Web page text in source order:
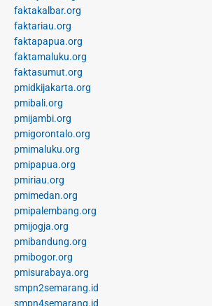
faktakalbar.org
faktariau.org
faktapapua.org
faktamaluku.org
faktasumut.org
pmidkijakarta.org
pmibali.org
pmijambi.org
pmigorontalo.org
pmimaluku.org
pmipapua.org
pmiriau.org
pmimedan.org
pmipalembang.org
pmijogja.org
pmibandung.org
pmibogor.org
pmisurabaya.org
smpn2semarang.id
smpn4semarang.id